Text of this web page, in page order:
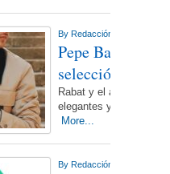
By Redacción NdL
Pepe Barroso y
selección de
Rabat y el actor Pepe
elegantes y
More...
By Redacción NdL